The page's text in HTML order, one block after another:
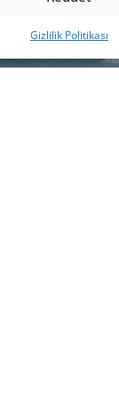
Gizlilik Politikası